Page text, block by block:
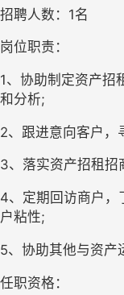
招聘人数：1名
岗位职责：
1、协助制定资产招
和分析;
2、跟进意向客户，
3、落实资产招租招
4、定期回访商户，
户粘性;
5、协助其他与资产
任职资格：